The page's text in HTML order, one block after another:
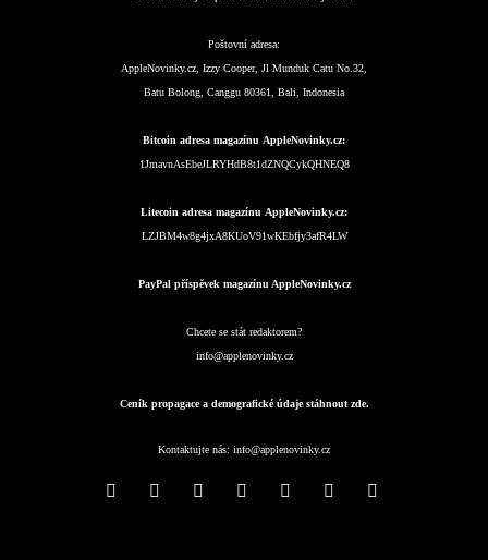
Poštovní adresa:
AppleNovinky.cz, Izzy Cooper, Jl Munduk Catu No.32,
Batu Bolong, Canggu 80361, Bali, Indonesia
Bitcoin adresa magazínu AppleNovinky.cz:
1JmavnAsEbeJLRYHdB8t1dZNQCykQHNEQ8
Litecoin adresa magazínu AppleNovinky.cz:
LZJBM4w8g4jxA8KUoV91wKEbfjy3afR4LW
PayPal příspěvek magazínu AppleNovinky.cz
Chcete se stát redaktorem?
info@applenovinky.cz
Ceník propagace a demografické údaje stáhnout zde.
Kontaktujte nás: info@applenovinky.cz